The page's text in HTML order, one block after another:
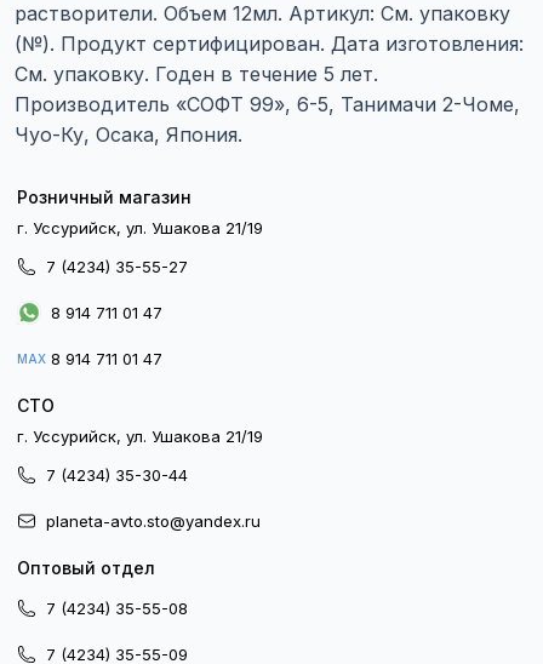
растворители. Объем 12мл. Артикул: См. упаковку
(№). Продукт сертифицирован. Дата изготовления:
См. упаковку. Годен в течение 5 лет.
Производитель «СОФТ 99», 6-5, Танимачи 2-Чоме,
Чуо-Ку, Осака, Япония.
Розничный магазин
г. Уссурийск, ул. Ушакова 21/19
7 (4234) 35-55-27
8 914 711 01 47
MAX 8 914 711 01 47
СТО
г. Уссурийск, ул. Ушакова 21/19
7 (4234) 35-30-44
planeta-avto.sto@yandex.ru
Оптовый отдел
7 (4234) 35-55-08
7 (4234) 35-55-09